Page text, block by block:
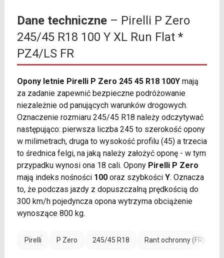
Dane techniczne– Pirelli P Zero
245/45 R18 100 Y XL Run Flat *
PZ4/LS FR
Opony letnie Pirelli P Zero 245 45 R18 100Ymają
za zadanie zapewnić bezpieczne podróżowanie
niezależnie od panujących warunków drogowych.
Oznaczenie rozmiaru 245/45 R18 należy odczytywać
następująco: pierwsza liczba 245 to szerokość opony
w milimetrach, druga to wysokość profilu (45) a trzecia
to średnica felgi, na jaką należy założyć oponę - w tym
przypadku wynosi ona 18 cali. Opony Pirelli P Zero
mają indeks nośności 100oraz szybkości Y. Oznacza
to, że podczas jazdy z dopuszczalną prędkością do
300 km/h pojedyncza opona wytrzyma obciążenie
wynoszące 800 kg.
Pirelli P Zero 245/45 R18 Rant ochronny (FR)